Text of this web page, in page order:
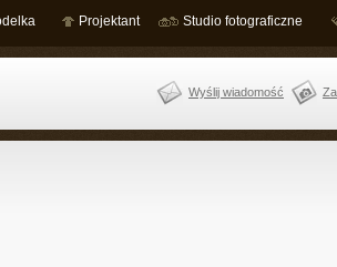
Projektant Studio fotograficzne
Wyślij wiadomość